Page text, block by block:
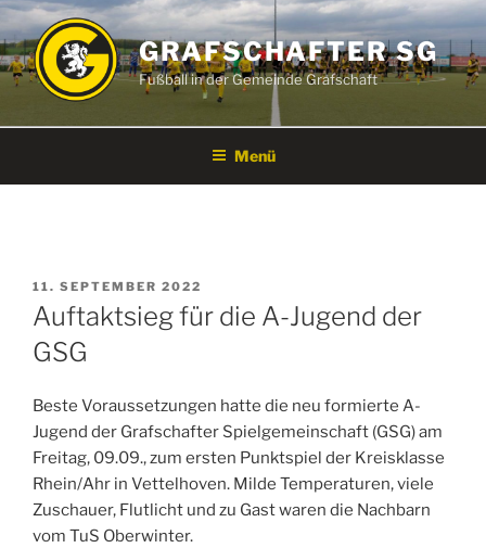
Zum
Inhalt
springen
GRAFSCHAFTER SG
Fußball in der Gemeinde Grafschaft
Menü
VERÖFFENTLICHT
AM
11. SEPTEMBER 2022
Auftaktsieg für die A-Jugend der
GSG
Beste Voraussetzungen hatte die neu formierte A-
Jugend der Grafschafter Spielgemeinschaft (GSG) am
Freitag, 09.09., zum ersten Punktspiel der Kreisklasse
Rhein/Ahr in Vettelhoven. Milde Temperaturen, viele
Zuschauer, Flutlicht und zu Gast waren die Nachbarn
vom TuS Oberwinter.